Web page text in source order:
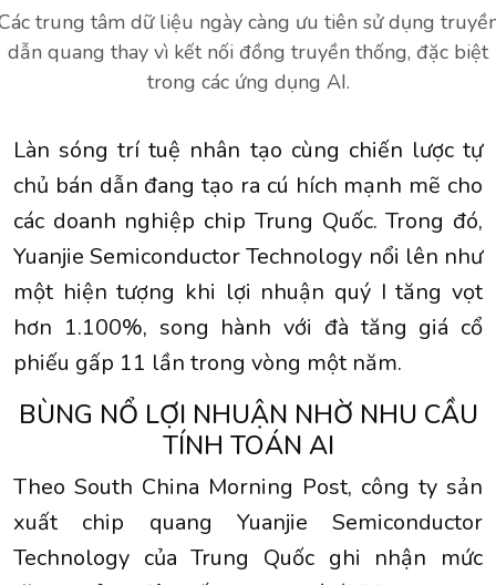
trung tâm dữ liệu ngày càng ưu tiên sử dụng
dẫn quang thay vì kết nối đồng truyền thống, đặc biệt
trong các ứng dụng AI.
Làn sóng trí tuệ nhân tạo cùng chiến lược tự
chủ bán dẫn đang tạo ra cú hích mạnh mẽ cho
các doanh nghiệp chip Trung Quốc. Trong đó,
Yuanjie Semiconductor Technology nổi lên như
một hiện tượng khi lợi nhuận quý I tăng vọt
hơn 1.100%, song hành với đà tăng giá cổ
phiếu gấp 11 lần trong vòng một năm.
BÙNG NỔ LỢI NHUẬN NHỜ NHU CẦU
TÍNH TOÁN AI
Theo South China Morning Post, công ty sản
xuất chip quang Yuanjie Semiconductor
Technology của Trung Quốc ghi nhận mức